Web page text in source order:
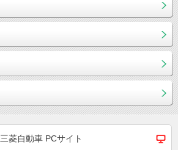
三菱自動車 PCサイト